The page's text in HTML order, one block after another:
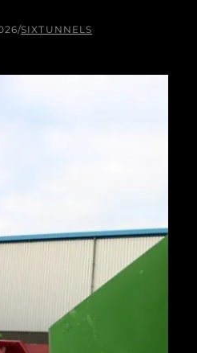
/SIXTUNNELS